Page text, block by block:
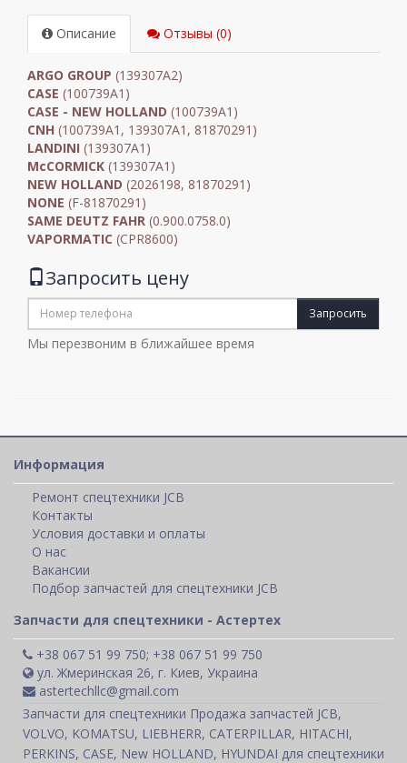
Описание Отзывы (0)
ARGO GROUP (139307A2)
CASE (100739A1)
CASE - NEW HOLLAND (100739A1)
CNH (100739A1, 139307A1, 81870291)
LANDINI (139307A1)
McCORMICK (139307A1)
NEW HOLLAND (2026198, 81870291)
NONE (F-81870291)
SAME DEUTZ FAHR (0.900.0758.0)
VAPORMATIC (CPR8600)
Запросить цену
Запросить
Мы перезвоним в ближайшее время
Информация
Ремонт спецтехники JCB
Контакты
Условия доставки и оплаты
О нас
Вакансии
Подбор запчастей для спецтехники JCB
Запчасти для спецтехники - Астертех
+38 067 51 99 750; +38 067 51 99 750
ул. Жмеринская 26, г. Киев, Украина
astertechllc@gmail.com
Запчасти для спецтехники Продажа запчастей JCB,
VOLVO, KOMATSU, LIEBHERR, CATERPILLAR, HITACHI,
PERKINS, CASE, New HOLLAND, HYUNDAI для спецтехники